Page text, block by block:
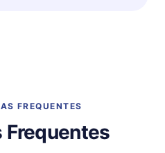
FREQUENTES
Frequentes